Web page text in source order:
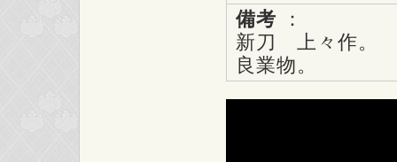
備考 ：
新刀 上々作。
良業物。